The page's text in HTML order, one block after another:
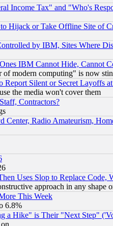
Income Tax" and "Who's
Hijack or Take Offline Site of
by IBM, Sites Where
IBM Cannot Hide, Cannot
modern computing" is now
Report Silent or Secret Layoffs
the media won't cover them
Contractors?
Center, Radio Amateurism,
Uses Slop to Replace Code,
approach in any shape
This Week
6.8%
a Hike" is Their "Next Step"